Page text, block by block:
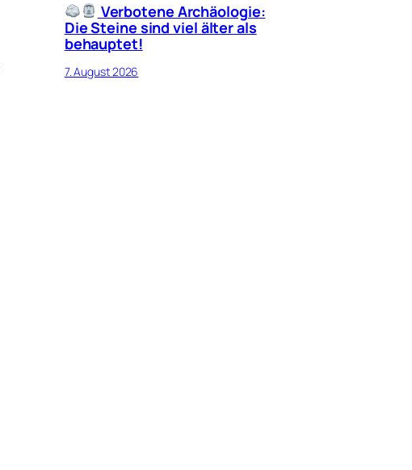
Verbotene Archäologie:
Die Steine sind viel älter als
behauptet!
7. August 2026